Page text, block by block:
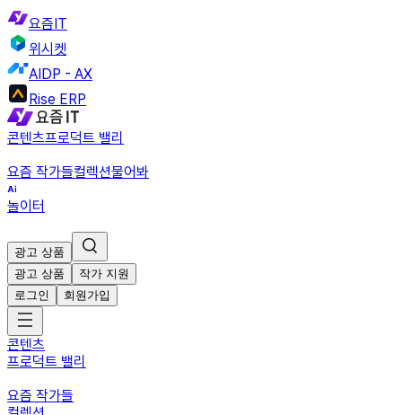
요즘IT
위시켓
AIDP - AX
Rise ERP
콘텐츠프로덕트 밸리
요즘 작가들컬렉션물어봐
놀이터
광고 상품
광고 상품
작가 지원
로그인
회원가입
콘텐츠
프로덕트 밸리
요즘 작가들